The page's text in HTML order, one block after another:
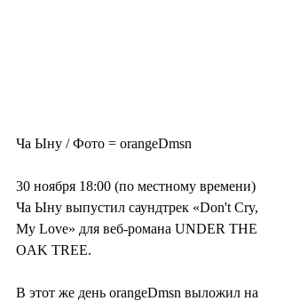
Ча Ыну / Фото = orangeDmsn
30 ноября 18:00 (по местному времени)
Ча Ыну выпустил саундтрек «Don't Cry,
My Love» для веб-романа UNDER THE
OAK TREE.
В этот же день orangeDmsn выложил на